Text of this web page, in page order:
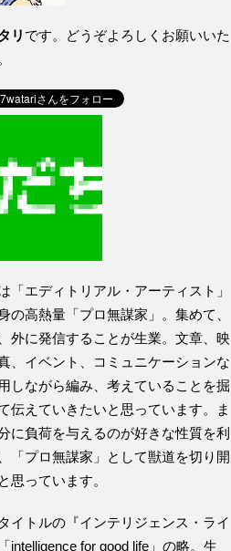
リ です。どうぞよろしくお願いいた
「エディトリアル・アーティスト」
の高熱量「プロ無謀家」。集めて、
外に発信することが生業。文章、映
、イベント、コミュニケーションな
しながら編み、考えていることを掘
伝えていきたいと思っています。ま
に負荷を与えるのが好きな性質を利
「プロ無謀家」として獣道を切り開
思っています。
イトルの『インテリジェンス・ライ
intelligence for good life」の略。生